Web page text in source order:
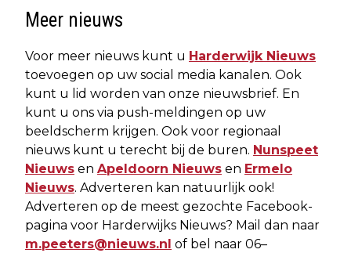
Meer nieuws
Voor meer nieuws kunt u Harderwijk Nieuws
toevoegen op uw social media kanalen. Ook
kunt u lid worden van onze nieuwsbrief. En
kunt u ons via push-meldingen op uw
beeldscherm krijgen. Ook voor regionaal
nieuws kunt u terecht bij de buren. Nunspeet
Nieuws en Apeldoorn Nieuws en Ermelo
Nieuws. Adverteren kan natuurlijk ook!
Adverteren op de meest gezochte Facebook-
pagina voor Harderwijks Nieuws? Mail dan naar
m.peeters@nieuws.nl of bel naar 06–